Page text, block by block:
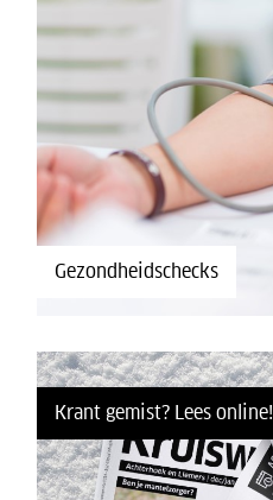
Gezondheidschecks
Krant gemist? Lees online!